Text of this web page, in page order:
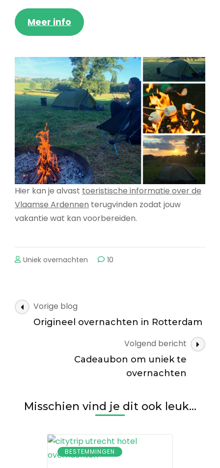
Meer info
Hier kan je alvast toeristische informatie over de
Vlaamse Ardennen terugvinden zodat jouw
vakantie wat kan voorbereiden.
Uniek overnachten 10
Bericht
navigatie
Vorige blog
Origineel overnachten in Rotterdam
Volgend bericht
Cadeaubon om uniek te
overnachten
Misschien vind je dit ook leuk...
BESTEMMINGEN